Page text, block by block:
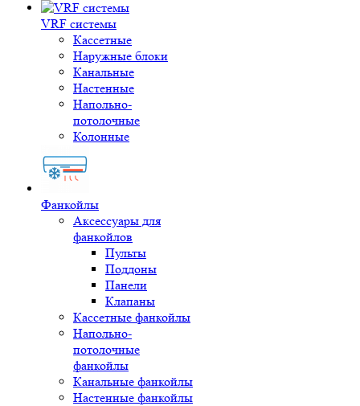
VRF системы
Кассетные
Наружные блоки
Канальные
Настенные
Напольно-
потолочные
Колонные
Фанкойлы
Аксессуары для
фанкойлов
Пульты
Поддоны
Панели
Клапаны
Кассетные фанкойлы
Напольно-
потолочные
фанкойлы
Канальные фанкойлы
Настенные фанкойлы